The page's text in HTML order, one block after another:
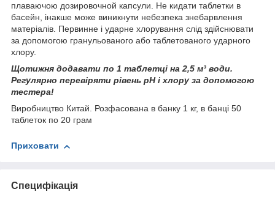
плаваючою дозировочной капсули. Не кидати таблетки в
басейн, інакше може виникнути небезпека знебарвлення
матеріалів. Первинне і ударне хлорування слід здійснювати
за допомогою гранульованого або таблетованого ударного
хлору.
Щотижня додавати по 1 таблетці на 2,5 м³ води.
Регулярно перевіряти рівень pH і хлору за допомогою
тестера!
Виробництво Китай. Розфасована в банку 1 кг, в банці 50
таблеток по 20 грам
Приховати
Специфікація